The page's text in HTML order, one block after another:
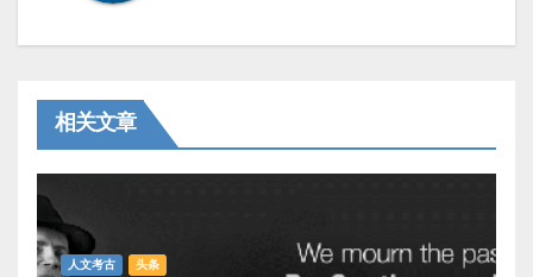
相关文章
人文考古 头条